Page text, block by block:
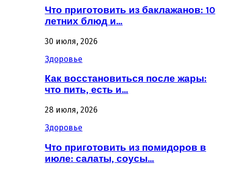
Что приготовить из баклажанов: 10
летних блюд и…
30 июля, 2026
Здоровье
Как восстановиться после жары:
что пить, есть и…
28 июля, 2026
Здоровье
Что приготовить из помидоров в
июле: салаты, соусы…